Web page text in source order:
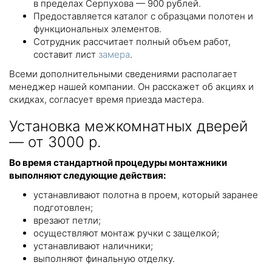
в пределах Серпухова — 900 рублей.
Предоставляется каталог с образцами полотен и
функциональных элементов.
Сотрудник рассчитает полный объем работ,
составит лист замера.
Всеми дополнительными сведениями располагает
менеджер нашей компании. Он расскажет об акциях и
скидках, согласует время приезда мастера.
Установка межкомнатных дверей
— от 3000 р.
Во время стандартной процедуры монтажники
выполняют следующие действия:
устанавливают полотна в проем, который заранее
подготовлен;
врезают петли;
осуществляют монтаж ручки с защелкой;
устанавливают наличники;
выполняют финальную отделку.